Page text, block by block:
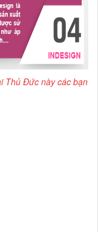
Thủ Đức này các bạn